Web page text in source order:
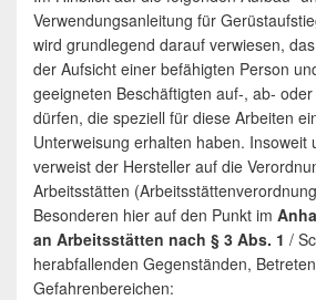
Verwendungsanleitung für
wird grundlegend darauf verwiesen,
der Aufsicht einer befähigten Person
geeigneten Beschäftigten auf-, ab-
dürfen, die speziell für diese Arbeiten
Unterweisung erhalten haben. Insoweit
verweist der Hersteller auf die
Arbeitsstätten
Besonderen hier auf den Punkt im
an Arbeitsstätten nach § 3 Abs. 1 /
herabfallenden Gegenständen,
Gefahrenbereichen: